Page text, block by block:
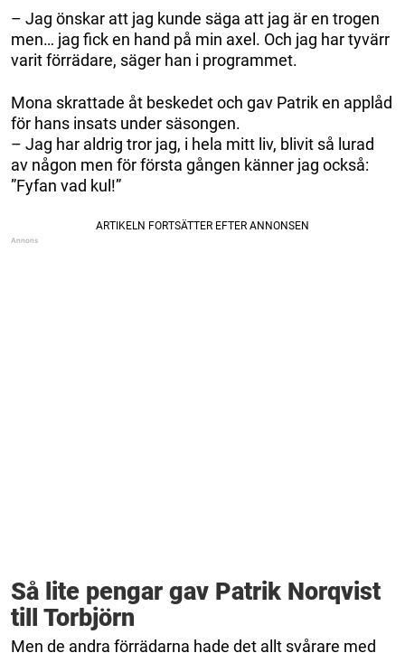
– Jag önskar att jag kunde säga att jag är en trogen
men… jag fick en hand på min axel. Och jag har tyvärr
varit förrädare, säger han i programmet.
Mona skrattade åt beskedet och gav Patrik en applåd
för hans insats under säsongen.
– Jag har aldrig tror jag, i hela mitt liv, blivit så lurad
av någon men för första gången känner jag också:
”Fyfan vad kul!”
Så lite pengar gav Patrik Norqvist
till Torbjörn
Men de andra förrädarna hade det allt svårare med